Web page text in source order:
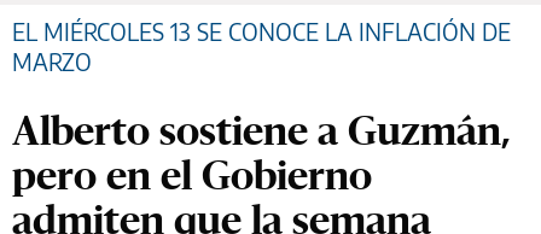
EL MIÉRCOLES 13 SE CONOCE LA INFLACIÓN DE
MARZO
Alberto sostiene a Guzmán,
pero en el Gobierno
admiten que la semana